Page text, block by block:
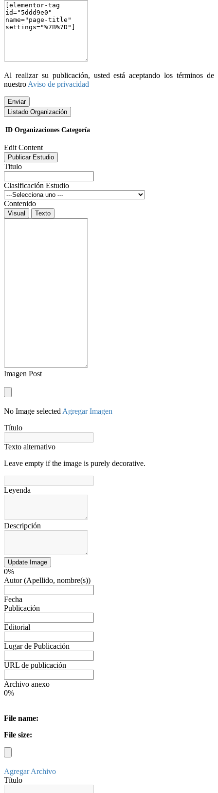
Al realizar su publicación, usted está aceptando los términos de
nuestro Aviso de privacidad
Enviar
Listado Organización
ID Organizaciones Categoría
Edit Content
Publicar Estudio
Titulo
Clasificación Estudio
Contenido
Visual Texto
Imagen Post
No Image selected Agregar Imagen
Título
Texto alternativo
Leave empty if the image is purely decorative.
Leyenda
Descripción
Update Image
0%
Autor (Apellido, nombre(s))
Fecha
Publicación
Editorial
Lugar de Publicación
URL de publicación
Archivo anexo
0%
File name:
File size:
Agregar Archivo
Título